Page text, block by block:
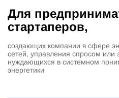
Для
стартаперов,
создающих компании в сфере
сетей, управления спросом или
нуждающихся в системном
энергетики